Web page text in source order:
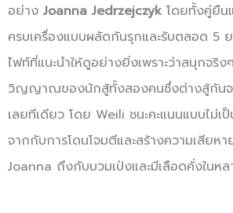
อย่าง Joanna Jedrzejczyk โดยทั้งคู่ยืน
ครบเครื่องแบบผลัดกันรุกและรับตลอด 5
ไฟท์ที่แนะนำให้ดูอย่างยิ่งเพราะว่าสนุกจริง
วิญญาณของนักสู้ทั้งสองคนซึ่งต่างสู้กัน
เลยทีเดียว โดย Weili ชนะคะแนนแบบไม่เ
จากกับการโดนโจมตีและสร้างความเสียห
Joanna ถึงกับบวมเป่งและมีเลือดคั่งในห